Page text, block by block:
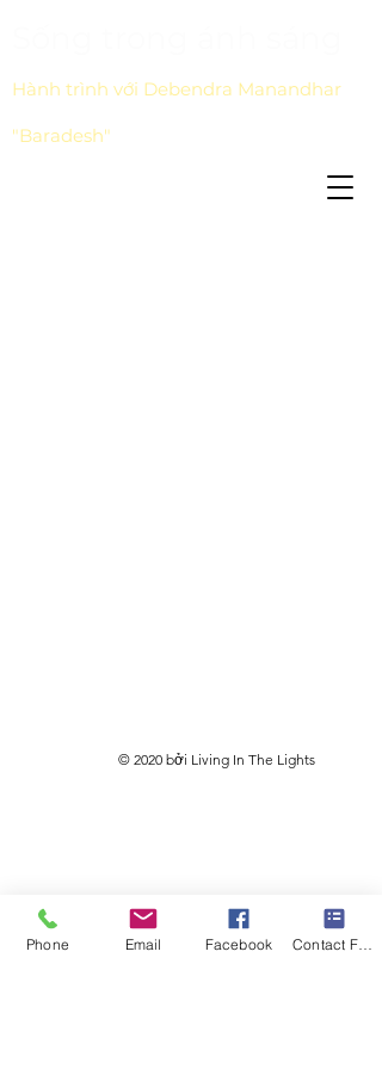
Hành trình với Debendra Manandhar
"Baradesh"
© 2020 bởi Living In The Lights
Phone Email Facebook Contact Form